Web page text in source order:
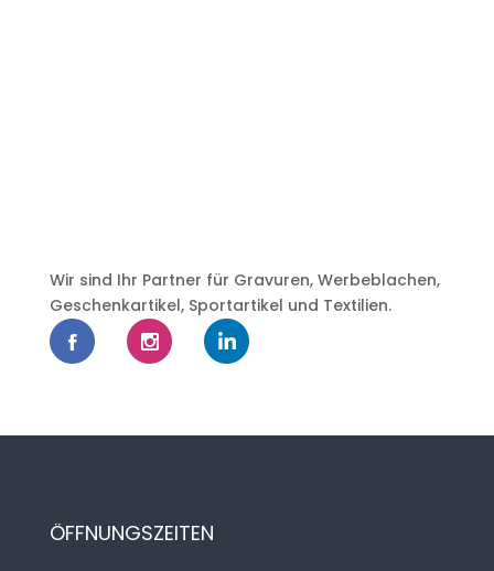
Wir sind Ihr Partner für Gravuren, Werbeblachen,
Geschenkartikel, Sportartikel und Textilien.
ÖFFNUNGSZEITEN